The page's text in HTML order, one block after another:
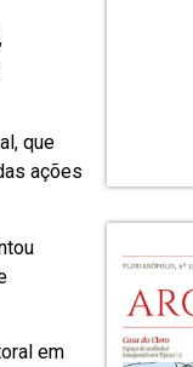
,
que
ações
em